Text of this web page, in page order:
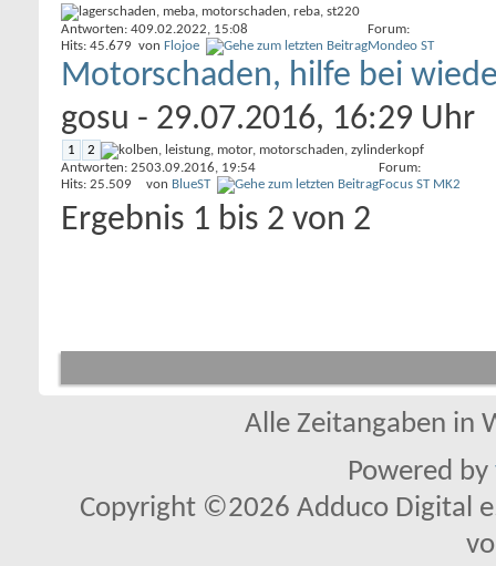
Antworten: 4
Hits: 45.679
09.02.2022, 15:08
von Flojoe
Forum:
Mondeo ST
Motorschaden, hilfe bei
gosu - 29.07.2016, 16:29 Uhr
1
2
Antworten: 25
Hits: 25.509
03.09.2016, 19:54
von BlueST
Forum:
Focus ST MK2
Ergebnis 1 bis 2 von 2
Alle Zeitangaben in
Powered by
Copyright ©2026 Adduco Digital